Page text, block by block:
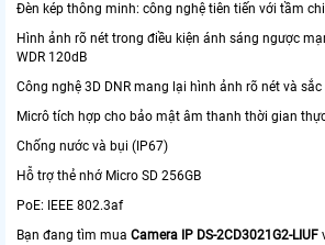
Đèn kép thông minh: công nghệ tiên tiến với tầm
Hình ảnh rõ nét trong điều kiện ánh sáng ngược
WDR 120dB
Công nghệ 3D DNR mang lại hình ảnh rõ nét và sắc
Micrô tích hợp cho bảo mật âm thanh thời gian
Chống nước và bụi (IP67)
Hỗ trợ thẻ nhớ Micro SD 256GB
PoE: IEEE 802.3af
Bạn đang tìm mua Camera IP DS-2CD3021G2-LIUF